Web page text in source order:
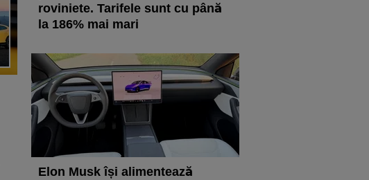
roviniete. Tarifele sunt cu până
la 186% mai mari
Elon Musk își alimentează